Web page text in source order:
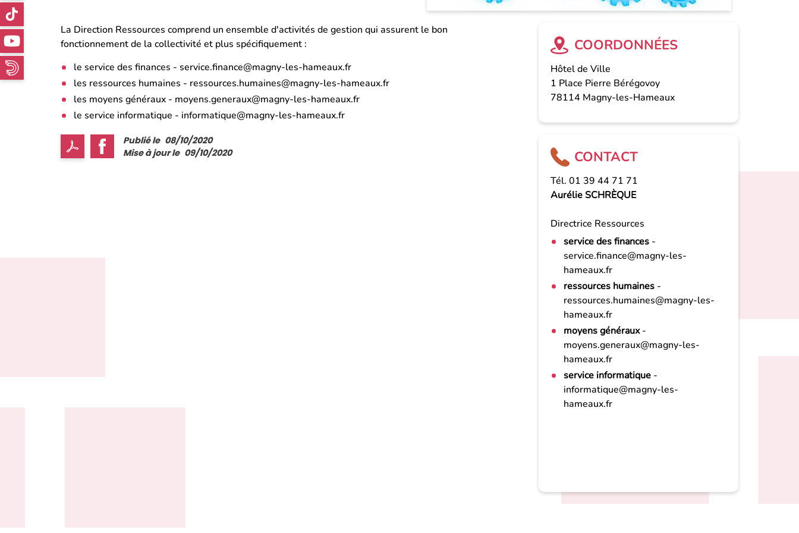
La Direction Ressources comprend un ensemble d'activités de gestion qui assurent le bon
fonctionnement de la collectivité et plus spécifiquement :
le service des finances - service.finance@magny-les-hameaux.fr
les ressources humaines - ressources.humaines@magny-les-hameaux.fr
les moyens généraux - moyens.generaux@magny-les-hameaux.fr
le service informatique - informatique@magny-les-hameaux.fr
Publié le 08/10/2020
Mise à jour le 09/10/2020
COORDONNÉES
Hôtel de Ville
1 Place Pierre Bérégovoy
78114 Magny-les-Hameaux
CONTACT
Tél. 01 39 44 71 71
Aurélie SCHRÈQUE
Directrice Ressources
service des finances-
service.finance@magny-les-
hameaux.fr
ressources humaines-
ressources.humaines@magny-les-
hameaux.fr
moyens généraux-
moyens.generaux@magny-les-
hameaux.fr
service informatique-
informatique@magny-les-
hameaux.fr